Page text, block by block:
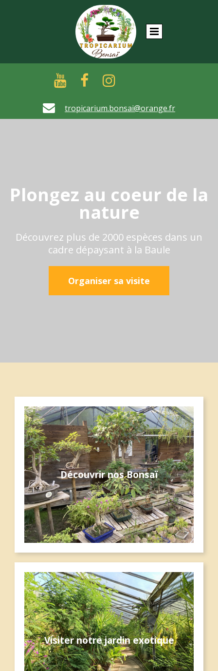
  
 tropicarium.bonsai@orange.fr
Plongez au coeur de la
nature
Découvrez plus de 2000 espèces dans un
cadre dépaysant à la Baule
Organiser sa visite
Découvrir nos Bonsaï
Visiter notre jardin exotique